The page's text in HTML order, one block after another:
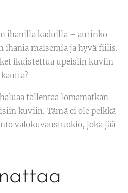
ihanilla kaduilla – aurinko
ihania maisemia ja hyvä fiilis.
ikuistettua upeisiin kuviin
tallentaa lomamatkan
kuviin. Tämä ei ole pelkkä
valokuvaustuokio, joka jää